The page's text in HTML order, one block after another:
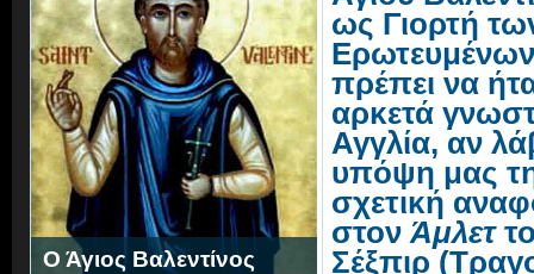
Ο Άγιος Βαλεντίνος
ως Γιορτή
πρέπει να
αρκετά
Αγγλία, αν
υπόψη μας
σχετική
στονΆμλετ
Σέξπιρ